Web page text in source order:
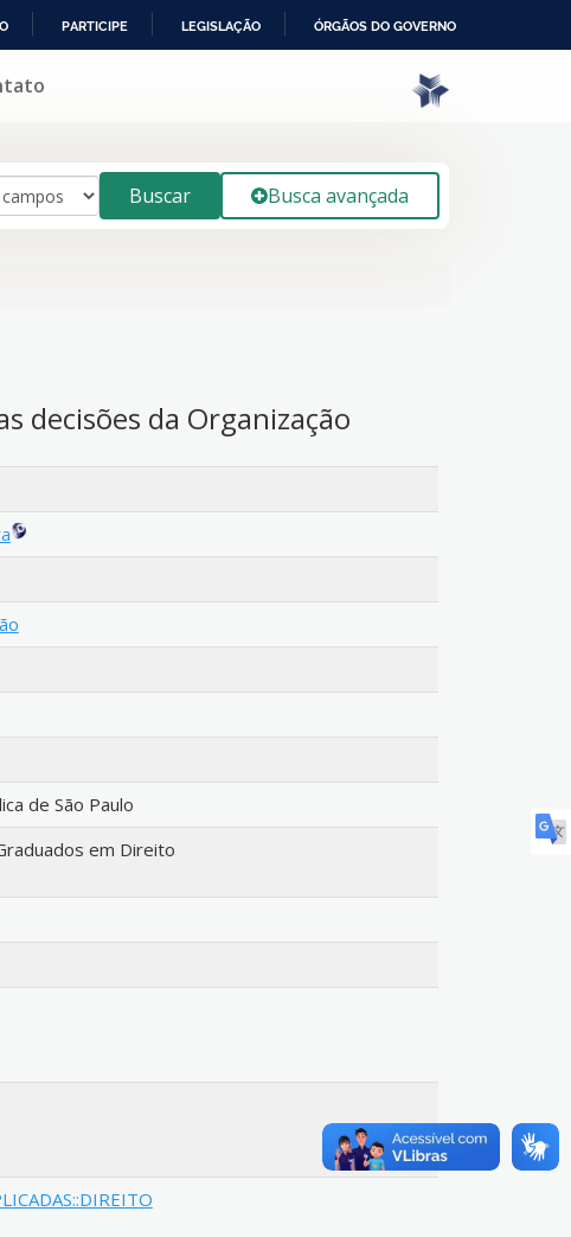
PARTICIPE LEGISLAÇÃO ÓRGÃOS DO GOVERNO
Buscar Busca avançada
decisões da Organização
de São Paulo
em Direito